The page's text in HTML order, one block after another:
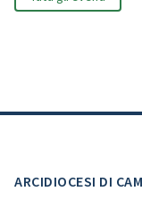
ARCIDIOCESI DI